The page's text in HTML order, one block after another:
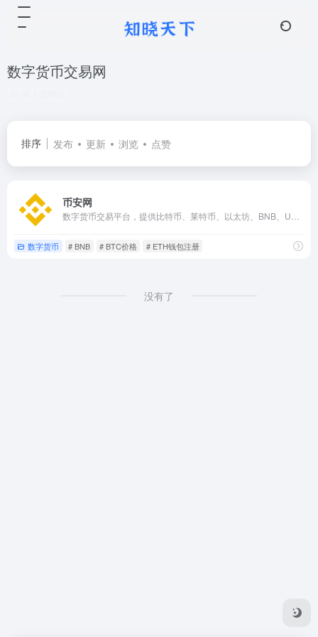
数字货币交易网
排序 发布 更新 浏览 点赞
币安网
数字货币 # BNB # BTC价格 # ETH钱包注册
没有了